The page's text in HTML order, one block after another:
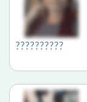
??????????